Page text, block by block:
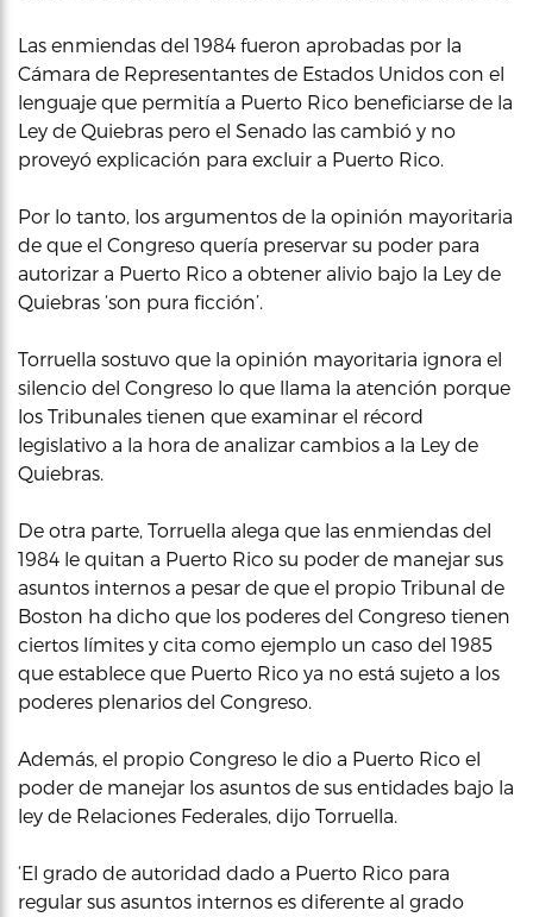
Las enmiendas del 1984 fueron aprobadas por la
Cámara de Representantes de Estados Unidos con el
lenguaje que permitía a Puerto Rico beneficiarse de la
Ley de Quiebras pero el Senado las cambió y no
proveyó explicación para excluir a Puerto Rico.
Por lo tanto, los argumentos de la opinión mayoritaria
de que el Congreso quería preservar su poder para
autorizar a Puerto Rico a obtener alivio bajo la Ley de
Quiebras ‘son pura ficción’.
Torruella sostuvo que la opinión mayoritaria ignora el
silencio del Congreso lo que llama la atención porque
los Tribunales tienen que examinar el récord
legislativo a la hora de analizar cambios a la Ley de
Quiebras.
De otra parte, Torruella alega que las enmiendas del
1984 le quitan a Puerto Rico su poder de manejar sus
asuntos internos a pesar de que el propio Tribunal de
Boston ha dicho que los poderes del Congreso tienen
ciertos límites y cita como ejemplo un caso del 1985
que establece que Puerto Rico ya no está sujeto a los
poderes plenarios del Congreso.
Además, el propio Congreso le dio a Puerto Rico el
poder de manejar los asuntos de sus entidades bajo la
ley de Relaciones Federales, dijo Torruella.
‘El grado de autoridad dado a Puerto Rico para
regular sus asuntos internos es diferente al grado